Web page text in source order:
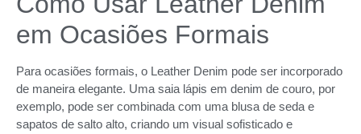
em Ocasiões Formais
Para ocasiões formais, o Leather Denim pode ser incorporado
de maneira elegante. Uma saia lápis em denim de couro, por
exemplo, pode ser combinada com uma blusa de seda e
sapatos de salto alto, criando um visual sofisticado e